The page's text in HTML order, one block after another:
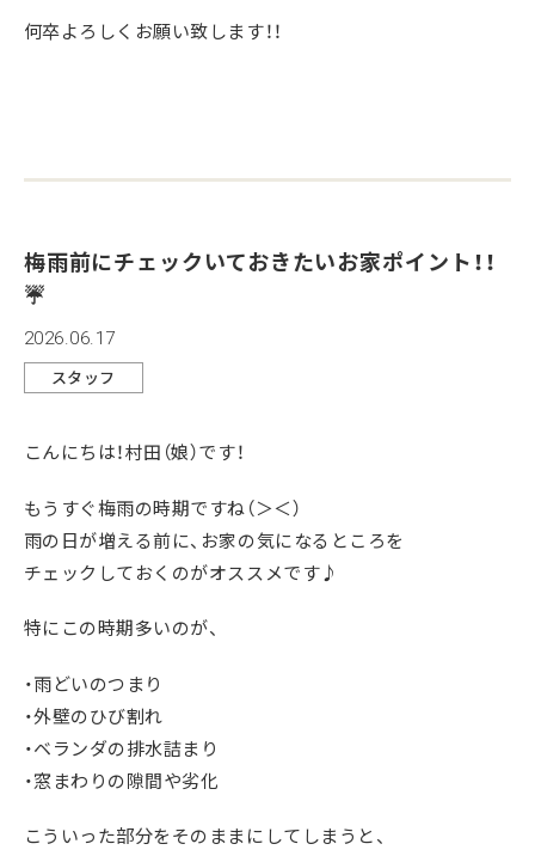
何卒よろしくお願い致します！！
梅雨前にチェックいておきたいお家ポイント！！
☔
2026.06.17
スタッフ
こんにちは！村田（娘）です！
もうすぐ梅雨の時期ですね（＞＜）
雨の日が増える前に、お家の気になるところを
チェックしておくのがオススメです♪
特にこの時期多いのが、
・雨どいのつまり
・外壁のひび割れ
・ベランダの排水詰まり
・窓まわりの隙間や劣化
こういった部分をそのままにしてしまうと、